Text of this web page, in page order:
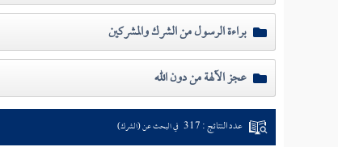
براءة الرسول من الشرك والمشركين
عجز الآلهة من دون الله
عدد النتائج : 317 في البحث عن (الشرك)